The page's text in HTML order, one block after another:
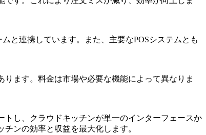
ムと連携しています。また、主要なPOSシステムとも
ます。料金は市場や必要な機能によって異なりま
し、クラウドキッチンが単一のインターフェースか
ンの効率と収益を最大化します。